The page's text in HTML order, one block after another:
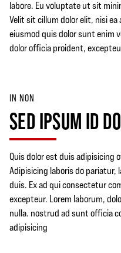
labore. Eu voluptate ut sit
Velit sit cillum dolor elit, nisi ea
eiusmod quis dolor sunt enim
dolor officia proident,
IN NON
SED IPSUM ID
Quis dolor est duis adipisicing
Adipisicing laboris do pariatur,
duis. Ex ad qui consectetur
excepteur. Lorem laborum,
nulla. nostrud ad sunt officia
adipisicing